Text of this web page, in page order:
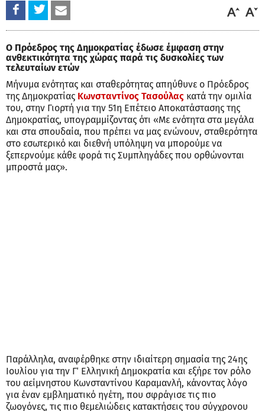
Ο Πρόεδρος της Δημοκρατίας έδωσε έμφαση στην
ανθεκτικότητα της χώρας παρά τις δυσκολίες των
τελευταίων ετών
Μήνυμα ενότητας και σταθερότητας απηύθυνε ο Πρόεδρος
της Δημοκρατίας Κωνσταντίνος Τασούλας κατά την ομιλία
του, στην Γιορτή για την 51η Επέτειο Αποκατάστασης της
Δημοκρατίας, υπογραμμίζοντας ότι «Με ενότητα στα μεγάλα
και στα σπουδαία, που πρέπει να μας ενώνουν, σταθερότητα
στο εσωτερικό και διεθνή υπόληψη να μπορούμε να
ξεπερνούμε κάθε φορά τις Συμπληγάδες που ορθώνονται
μπροστά μας».
Παράλληλα, αναφέρθηκε στην ιδιαίτερη σημασία της 24ης
Ιουλίου για την Γ΄ Ελληνική Δημοκρατία και εξήρε τον ρόλο
του αείμνηστου Κωνσταντίνου Καραμανλή, κάνοντας λόγο
για έναν εμβληματικό ηγέτη, που σφράγισε τις πιο
ζωογόνες, τις πιο θεμελιώδεις κατακτήσεις του σύγχρονου